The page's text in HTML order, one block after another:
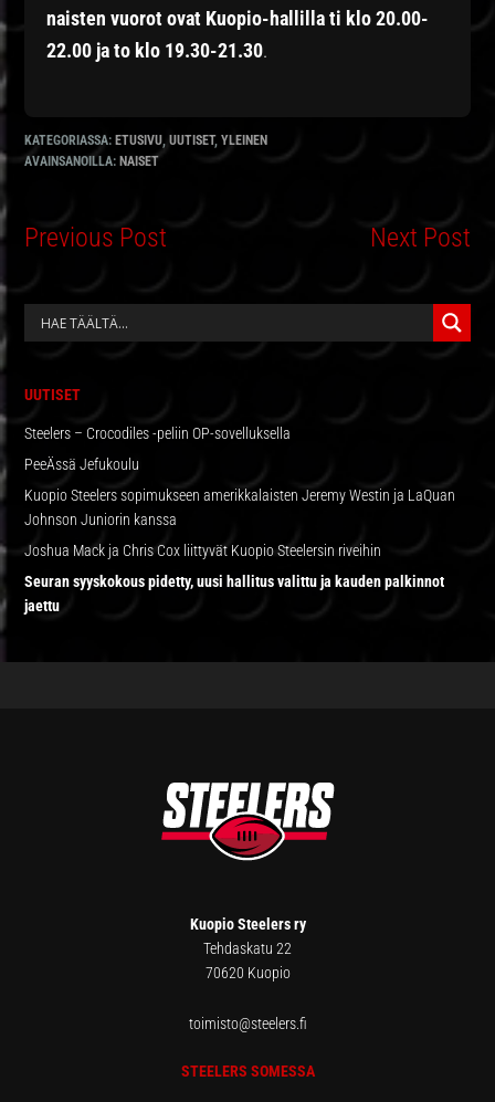
naisten vuorot ovat Kuopio-hallilla ti klo 20.00-
22.00 ja to klo 19.30-21.30.
KATEGORIASSA: ETUSIVU,UUTISET,YLEINEN
AVAINSANOILLA: NAISET
Previous Post Next Post
ENSISIJAINEN
UUTISET
Steelers – Crocodiles -peliin OP-sovelluksella
PeeÄssä Jefukoulu
Kuopio Steelers sopimukseen amerikkalaisten Jeremy Westin ja LaQuan
Johnson Juniorin kanssa
Joshua Mack ja Chris Cox liittyvät Kuopio Steelersin riveihin
Seuran syyskokous pidetty, uusi hallitus valittu ja kauden palkinnot
jaettu
Kuopio Steelers ry
Tehdaskatu 22
70620 Kuopio
toimisto@steelers.fi
STEELERS SOMESSA